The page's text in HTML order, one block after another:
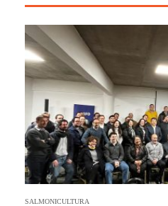
SALMONICULTURA